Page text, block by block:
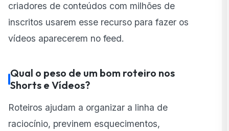
criadores de conteúdos com milhões de
inscritos usarem esse recurso para fazer os
vídeos aparecerem no feed.
Qual o peso de um bom roteiro nos
Shorts e Vídeos?
Roteiros ajudam a organizar a linha de
raciocínio, previnem esquecimentos,